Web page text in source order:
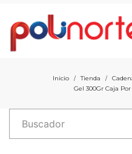
Inicio / Tienda /
Gel 300Gr Caja